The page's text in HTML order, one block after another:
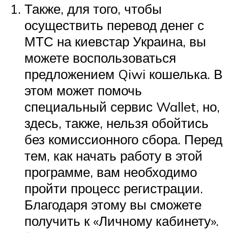
Также, для того, чтобы
осуществить перевод денег с
МТС на киевстар Украина, вы
можете воспользоваться
предложением Qiwi кошелька. В
этом может помочь
специальный сервис Wallet, но,
здесь, также, нельзя обойтись
без комиссионного сбора. Перед
тем, как начать работу в этой
программе, вам необходимо
пройти процесс регистрации.
Благодаря этому вы сможете
получить к «Личному кабинету».